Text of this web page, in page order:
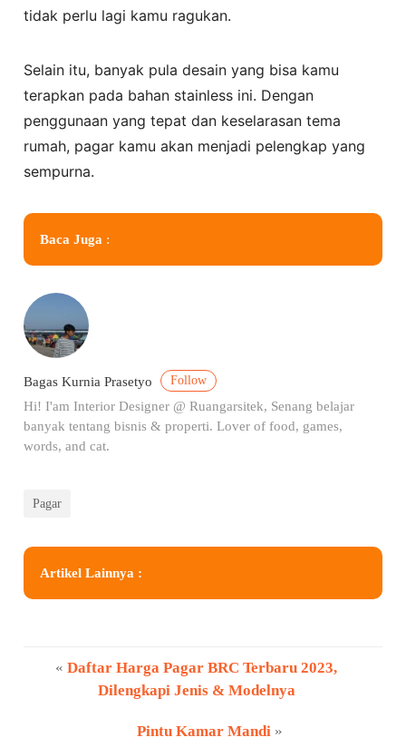
tidak perlu lagi kamu ragukan.
Selain itu, banyak pula desain yang bisa kamu
terapkan pada bahan stainless ini. Dengan
penggunaan yang tepat dan keselarasan tema
rumah, pagar kamu akan menjadi pelengkap yang
sempurna.
Baca Juga :
Bagas Kurnia Prasetyo Follow
Hi! I'am Interior Designer @ Ruangarsitek, Senang belajar
banyak tentang bisnis & properti. Lover of food, games,
words, and cat.
Pagar
Artikel Lainnya :
« Daftar Harga Pagar BRC Terbaru 2023,
Dilengkapi Jenis & Modelnya
Pintu Kamar Mandi »